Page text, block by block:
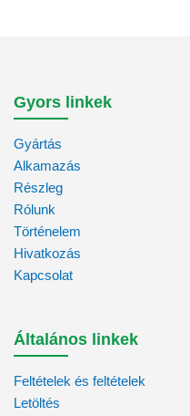
Gyors linkek
Gyártás
Alkamazás
Részleg
Rólunk
Történelem
Hivatkozás
Kapcsolat
Általános linkek
Feltételek és feltételek
Letöltés